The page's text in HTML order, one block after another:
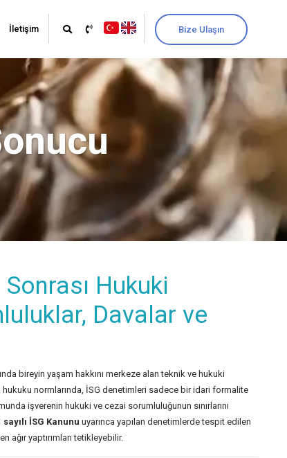
İletişim Bize Ulaşın
Hukuki
Davalar ve
bireyin yaşam hakkını merkeze alan teknik ve hukuki
hukuku normlarında, İSG denetimleri sadece bir idari formalite
işverenin hukuki ve cezai sorumluluğunun sınırlarını
sayılı İSG Kanunu uyarınca yapılan denetimlerde tespit edilen
ağır yaptırımları tetikleyebilir.